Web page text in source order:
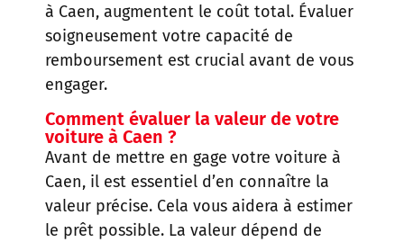
à Caen, augmentent le coût total. Évaluer
soigneusement votre capacité de
remboursement est crucial avant de vous
engager.
Comment évaluer la valeur de votre
voiture à Caen ?
Avant de mettre en gage votre voiture à
Caen, il est essentiel d’en connaître la
valeur précise. Cela vous aidera à estimer
le prêt possible. La valeur dépend de